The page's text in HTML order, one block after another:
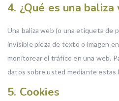
4. ¿Qué es una baliza
Una baliza web (o una etiqueta de
invisible pieza de texto o imagen
monitorear el tráfico en una web.
datos sobre usted mediante estas
5. Cookies